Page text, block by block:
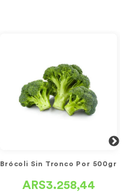
Brócoli Sin Tronco Por 500gr
ARS3.258,44